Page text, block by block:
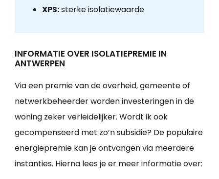
XPS:sterke isolatiewaarde
INFORMATIE OVER ISOLATIEPREMIE IN
ANTWERPEN
Via een premie van de overheid, gemeente of
netwerkbeheerder worden investeringen in de
woning zeker verleidelijker. Wordt ik ook
gecompenseerd met zo’n subsidie? De populaire
energiepremie kan je ontvangen via meerdere
instanties. Hierna lees je er meer informatie over: